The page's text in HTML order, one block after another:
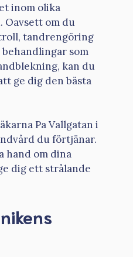
inom olika
Oavsett om du
tandrengöring
som
kan du
ge dig den bästa
Pa Vallgatan i
du förtjänar.
hand om dina
dig ett strålande